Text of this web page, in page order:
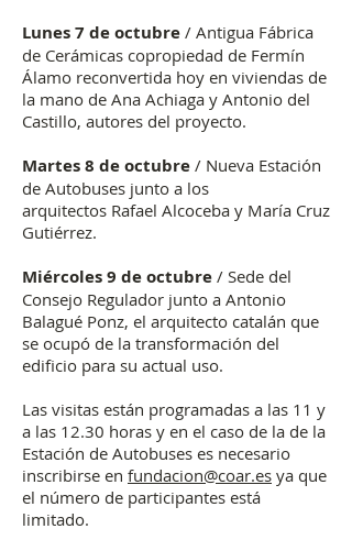
Lunes 7 de octubre / Antigua Fábrica
de Cerámicas copropiedad de Fermín
Álamo reconvertida hoy en viviendas de
la mano de Ana Achiaga y Antonio del
Castillo, autores del proyecto.
Martes 8 de octubre / Nueva Estación
de Autobuses junto a los
arquitectos Rafael Alcoceba y María Cruz
Gutiérrez.
Miércoles 9 de octubre / Sede del
Consejo Regulador junto a Antonio
Balagué Ponz, el arquitecto catalán que
se ocupó de la transformación del
edificio para su actual uso.
Las visitas están programadas a las 11 y
a las 12.30 horas y en el caso de la de la
Estación de Autobuses es necesario
inscribirse en fundacion@coar.es ya que
el número de participantes está
limitado.